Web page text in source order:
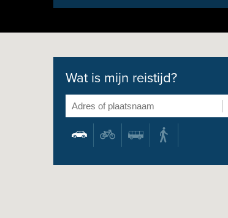
Wat is mijn reistijd?